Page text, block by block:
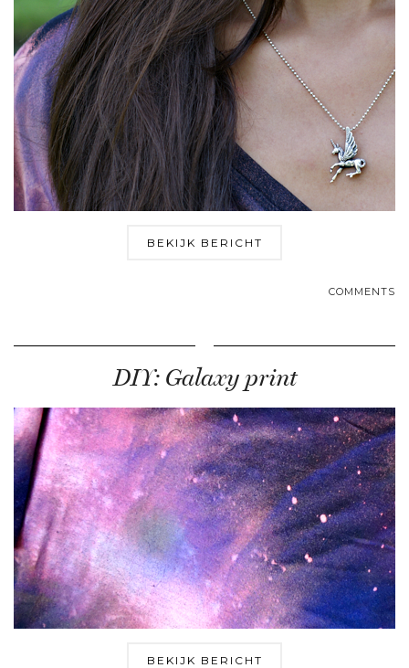
BEKIJK BERICHT
COMMENTS
DIY: Galaxy print
BEKIJK BERICHT